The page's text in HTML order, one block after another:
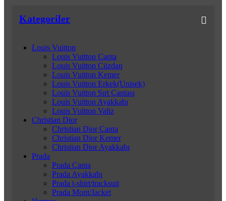
Kategoriler
Louis Vuitton
Louis Vuitton Çanta
Louis Vuitton Cüzdan
Louis Vuitton Kemer
Louis Vuitton Erkek(Unisek)
Louis Vuitton Sırt Çantası
Louis Vuitton Ayakkabı
Louis Vuitton Valiz
Christian Dior
Christian Dior Çanta
Christian Dior Kemer
Christian Dior Ayakkabı
Prada
Prada Çanta
Prada Ayakkabı
Prada t-shirt/tracksuit
Prada Mont/Jacket